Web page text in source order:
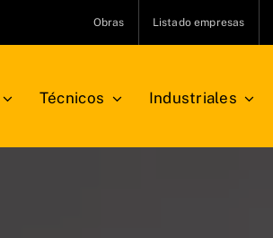
Obras Listado empresas
Técnicos Industriales